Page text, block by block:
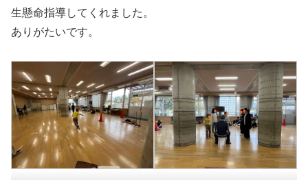
生懸命指導してくれました。
ありがたいです。